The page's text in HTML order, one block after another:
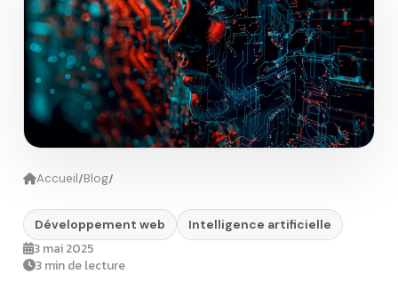
Accueil/Blog/
Développement web Intelligence artificielle
3 mai 2025
3 min de lecture